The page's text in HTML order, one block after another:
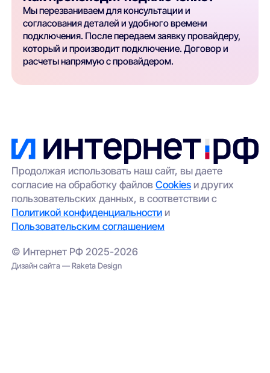
Мы перезваниваем для консультации и
согласования деталей и удобного времени
подключения. После передаем заявку провайдеру,
который и производит подключение. Договор и
расчеты напрямую с провайдером.
Продолжая использовать наш сайт, вы даете
согласие на обработку файловCookies и других
пользовательских данных, в соответствии с
Политикой конфиденциальности и
Пользовательским соглашением
© Интернет РФ 2025-2026
Дизайн сайта — Raketa Design